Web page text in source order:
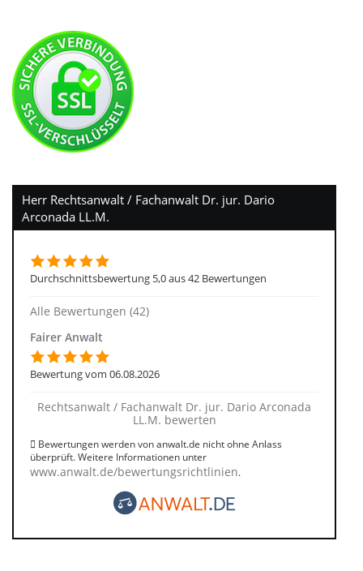
Herr Rechtsanwalt / Fachanwalt Dr. jur. Dario
Arconada LL.M.
Durchschnittsbewertung 5,0 aus 42 Bewertungen
Alle Bewertungen (42)
Fairer Anwalt
Bewertung vom 06.08.2026
Rechtsanwalt / Fachanwalt Dr. jur. Dario Arconada
LL.M. bewerten
Bewertungen werden von anwalt.de nicht ohne Anlass
überprüft. Weitere Informationen unter
www.anwalt.de/bewertungsrichtlinien.